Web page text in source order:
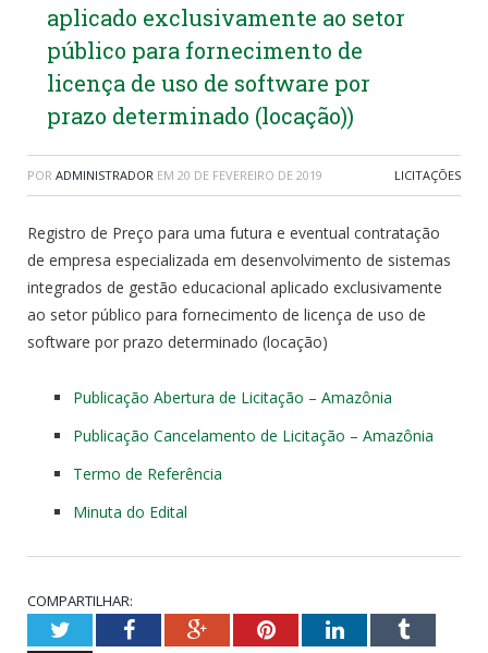
aplicado exclusivamente ao setor
público para fornecimento de
licença de uso de software por
prazo determinado (locação))
POR ADMINISTRADOR EM 20 DE FEVEREIRO DE 2019 LICITAÇÕES
Registro de Preço para uma futura e eventual contratação
de empresa especializada em desenvolvimento de sistemas
integrados de gestão educacional aplicado exclusivamente
ao setor público para fornecimento de licença de uso de
software por prazo determinado (locação)
Publicação Abertura de Licitação – Amazônia
Publicação Cancelamento de Licitação – Amazônia
Termo de Referência
Minuta do Edital
COMPARTILHAR:
TwitterFacebookGoogle+PinterestLinkedInTumblr